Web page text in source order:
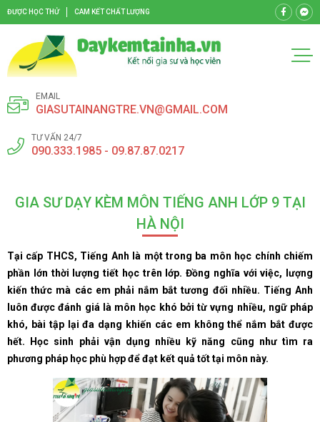
ĐƯỢC HỌC THỬ CAM KẾT CHẤT LƯỢNG
EMAIL
GIASUTAINANGTRE.VN@GMAIL.COM
TƯ VẤN 24/7
090.333.1985 - 09.87.87.0217
GIA SƯ DẠY KÈM MÔN TIẾNG ANH LỚP 9 TẠI
HÀ NỘI
Tại cấp THCS, Tiếng Anh là một trong ba môn học chính chiếm
phần lớn thời lượng tiết học trên lớp. Đồng nghĩa với việc, lượng
kiến thức mà các em phải nắm bắt tương đối nhiều. Tiếng Anh
luôn được đánh giá là môn học khó bởi từ vựng nhiều, ngữ pháp
khó, bài tập lại đa dạng khiến các em không thể nắm bắt được
hết. Học sinh phải vận dụng nhiều kỹ năng cũng như tìm ra
phương pháp học phù hợp để đạt kết quả tốt tại môn này.